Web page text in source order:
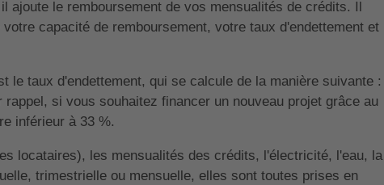
ajoute le remboursement de vos mensualités de crédits. Il
capacité de remboursement, votre taux d'endettement et
le taux d'endettement, qui se calcule de la manière suivante :
si vous souhaitez financer un nouveau projet grâce au
inférieur à 33 %.
locataires), les mensualités des crédits, l'électricité, l'eau, la
trimestrielle ou mensuelle, elles sont toutes prises en